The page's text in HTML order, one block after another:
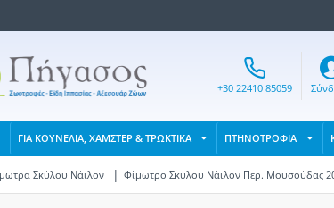
+30 22410 85059
ΓΙΑ ΚΟΥΝΕΛΙΑ, ΧΑΜΣΤΕΡ & ΤΡΩΚΤΙΚΑ ΠΤΗΝΟΤΡΟΦΙΑ
Σκύλου Νάιλον Φίμωτρο Σκύλου Νάιλον Περ. Μουσούδας